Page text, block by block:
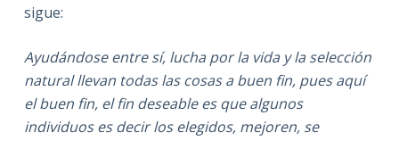
sigue:
Ayudándose entre sí, lucha por la vida y la selección
natural llevan todas las cosas a buen fin, pues aquí
el buen fin, el fin deseable es que algunos
individuos es decir los elegidos, mejoren, se